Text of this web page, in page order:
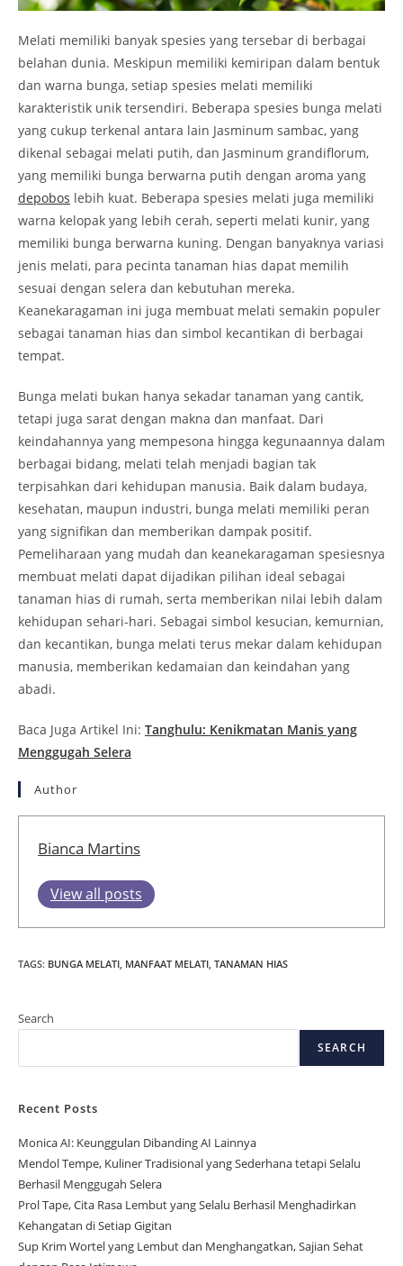
Melati memiliki banyak spesies yang tersebar di berbagai
belahan dunia. Meskipun memiliki kemiripan dalam bentuk
dan warna bunga, setiap spesies melati memiliki
karakteristik unik tersendiri. Beberapa spesies bunga melati
yang cukup terkenal antara lain Jasminum sambac, yang
dikenal sebagai melati putih, dan Jasminum grandiflorum,
yang memiliki bunga berwarna putih dengan aroma yang
depobos lebih kuat. Beberapa spesies melati juga memiliki
warna kelopak yang lebih cerah, seperti melati kunir, yang
memiliki bunga berwarna kuning. Dengan banyaknya variasi
jenis melati, para pecinta tanaman hias dapat memilih
sesuai dengan selera dan kebutuhan mereka.
Keanekaragaman ini juga membuat melati semakin populer
sebagai tanaman hias dan simbol kecantikan di berbagai
tempat.
Bunga melati bukan hanya sekadar tanaman yang cantik,
tetapi juga sarat dengan makna dan manfaat. Dari
keindahannya yang mempesona hingga kegunaannya dalam
berbagai bidang, melati telah menjadi bagian tak
terpisahkan dari kehidupan manusia. Baik dalam budaya,
kesehatan, maupun industri, bunga melati memiliki peran
yang signifikan dan memberikan dampak positif.
Pemeliharaan yang mudah dan keanekaragaman spesiesnya
membuat melati dapat dijadikan pilihan ideal sebagai
tanaman hias di rumah, serta memberikan nilai lebih dalam
kehidupan sehari-hari. Sebagai simbol kesucian, kemurnian,
dan kecantikan, bunga melati terus mekar dalam kehidupan
manusia, memberikan kedamaian dan keindahan yang
abadi.
Baca Juga Artikel Ini: Tanghulu: Kenikmatan Manis yang
Menggugah Selera
Author
Bianca Martins
View all posts
TAGS: BUNGA MELATI, MANFAAT MELATI, TANAMAN HIAS
Search
SEARCH
Recent Posts
Monica AI: Keunggulan Dibanding AI Lainnya
Mendol Tempe, Kuliner Tradisional yang Sederhana tetapi Selalu
Berhasil Menggugah Selera
Prol Tape, Cita Rasa Lembut yang Selalu Berhasil Menghadirkan
Kehangatan di Setiap Gigitan
Sup Krim Wortel yang Lembut dan Menghangatkan, Sajian Sehat